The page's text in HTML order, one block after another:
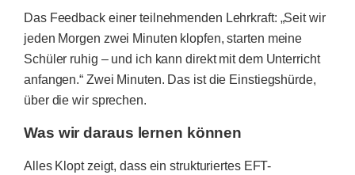
Das Feedback einer teilnehmenden Lehrkraft: „Seit wir
jeden Morgen zwei Minuten klopfen, starten meine
Schüler ruhig – und ich kann direkt mit dem Unterricht
anfangen.“ Zwei Minuten. Das ist die Einstiegshürde,
über die wir sprechen.
Was wir daraus lernen können
Alles Klopt zeigt, dass ein strukturiertes EFT-